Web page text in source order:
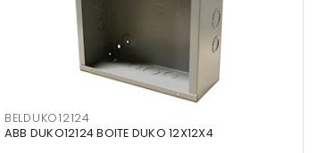
BELDUKO12124
ABB DUKO12124 BOITE DUKO 12X12X4